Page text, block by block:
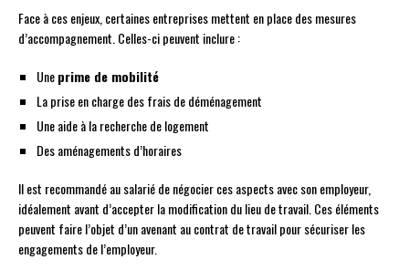
Face à ces enjeux, certaines entreprises mettent en place des mesures
d’accompagnement. Celles-ci peuvent inclure :
Uneprime de mobilité
La prise en charge des frais de déménagement
Une aide à la recherche de logement
Des aménagements d’horaires
Il est recommandé au salarié de négocier ces aspects avec son employeur,
idéalement avant d’accepter la modification du lieu de travail. Ces éléments
peuvent faire l’objet d’un avenant au contrat de travail pour sécuriser les
engagements de l’employeur.